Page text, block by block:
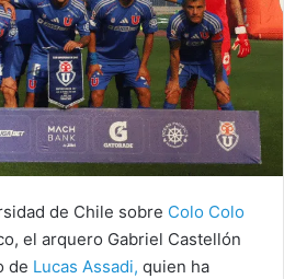
de Chile sobre Colo Colo
el arquero Gabriel Castellón
de Lucas Assadi, quien ha